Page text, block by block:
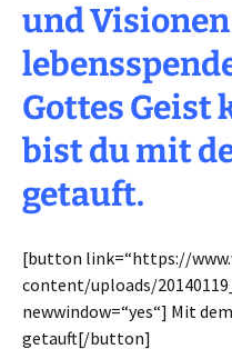
und
Gottes Geist
bist du mit
getauft.
[button link=“https://
content/uploads/
newwindow=“yes“] Mit
getauft[/button]